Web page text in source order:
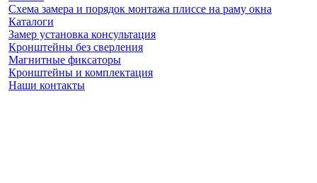
Схема замера и порядок монтажа плиссе на раму окна
Каталоги
Замер установка консультация
Кронштейны без сверления
Магнитные фиксаторы
Кронштейны и комплектация
Наши контакты